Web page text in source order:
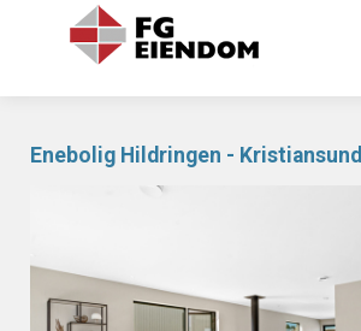
Enebolig Hildringen - Kristiansund